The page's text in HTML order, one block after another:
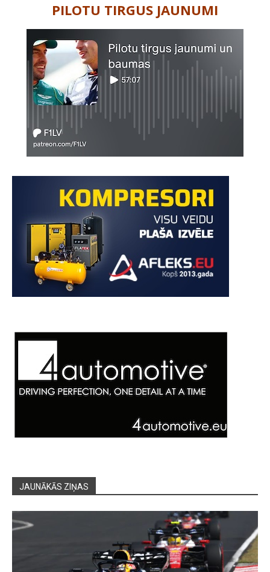
PILOTU TIRGUS JAUNUMI
JAUNĀKĀS ZIŅAS